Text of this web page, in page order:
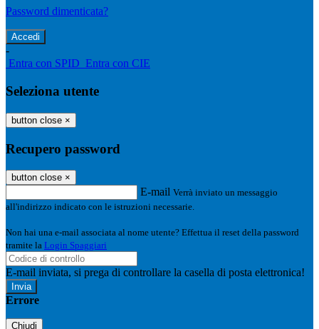
Password dimenticata?
-
Entra con SPID Entra con CIE
Seleziona utente
button close ×
Recupero password
button close ×
E-mail Verrà inviato un messaggio
all'indirizzo indicato con le istruzioni necessarie.
Non hai una e-mail associata al nome utente? Effettua il reset della password
tramite la Login Spaggiari
E-mail inviata, si prega di controllare la casella di posta elettronica!
Errore
Chiudi